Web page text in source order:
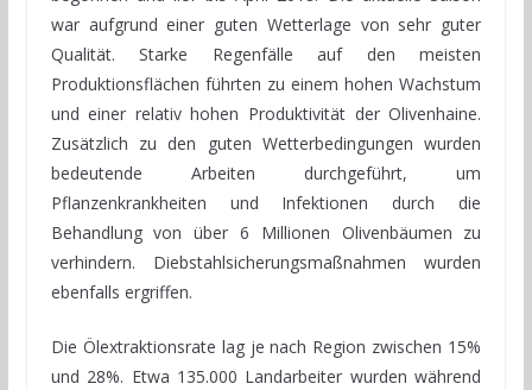
war aufgrund einer guten Wetterlage von sehr guter
Qualität. Starke Regenfälle auf den meisten
Produktionsflächen führten zu einem hohen Wachstum
und einer relativ hohen Produktivität der Olivenhaine.
Zusätzlich zu den guten Wetterbedingungen wurden
bedeutende Arbeiten durchgeführt, um
Pflanzenkrankheiten und Infektionen durch die
Behandlung von über 6 Millionen Olivenbäumen zu
verhindern. Diebstahlsicherungsmaßnahmen wurden
ebenfalls ergriffen.
Die Ölextraktionsrate lag je nach Region zwischen 15%
und 28%. Etwa 135.000 Landarbeiter wurden während